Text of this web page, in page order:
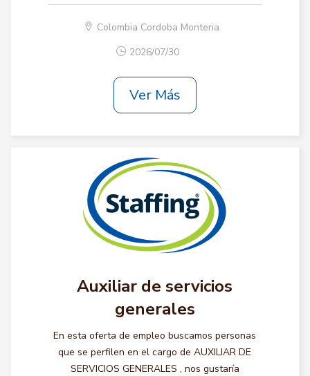
Colombia Cordoba Monteria
2026/07/30
Ver Más
Auxiliar de servicios
generales
En esta oferta de empleo buscamos personas
que se perfilen en el cargo de AUXILIAR DE
SERVICIOS GENERALES , nos gustaría